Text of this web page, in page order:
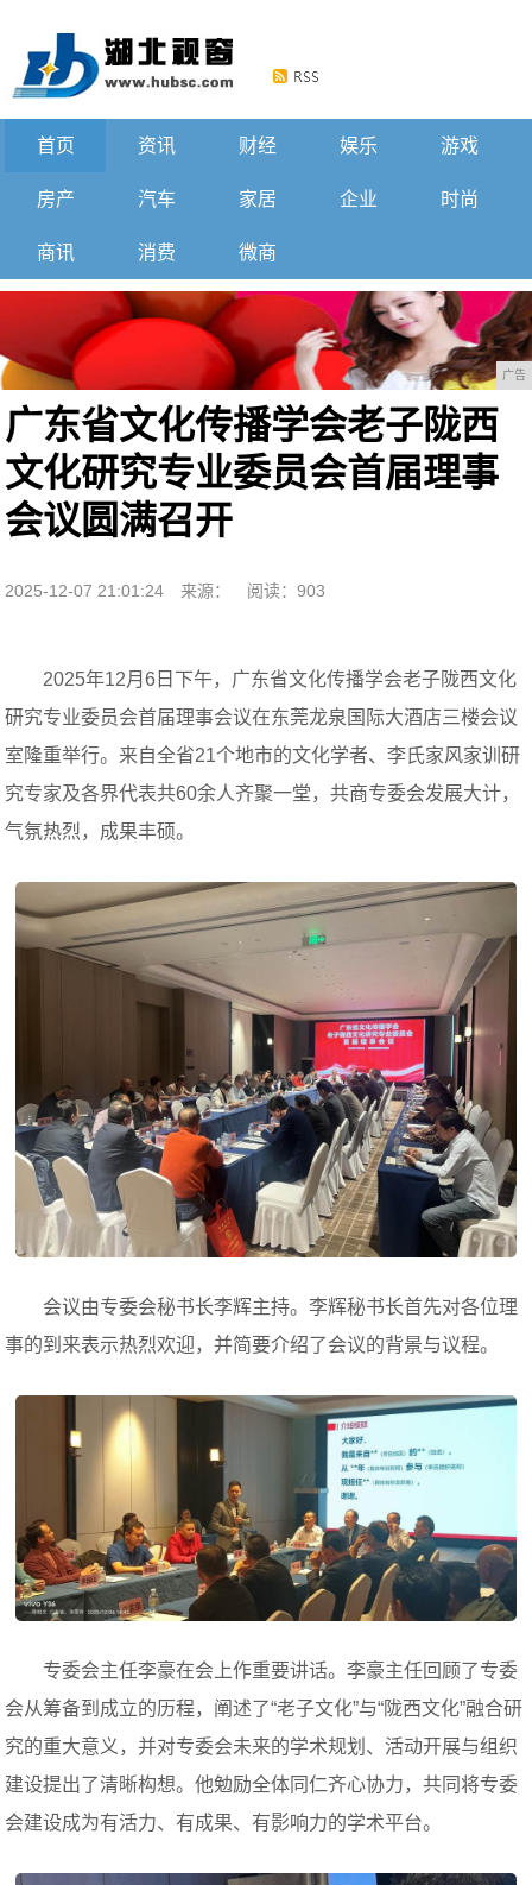
首页 资讯 财经 娱乐 游戏
房产 汽车 家居 企业 时尚
商讯 消费 微商
广告
广东省文化传播学会老子陇西
文化研究专业委员会首届理事
会议圆满召开
2025-12-07 21:01:24 来源： 阅读：903
2025年12月6日下午，广东省文化传播学会老子陇西文化
研究专业委员会首届理事会议在东莞龙泉国际大酒店三楼会议
室隆重举行。来自全省21个地市的文化学者、李氏家风家训研
究专家及各界代表共60余人齐聚一堂，共商专委会发展大计，
气氛热烈，成果丰硕。
会议由专委会秘书长李辉主持。李辉秘书长首先对各位理
事的到来表示热烈欢迎，并简要介绍了会议的背景与议程。
专委会主任李豪在会上作重要讲话。李豪主任回顾了专委
会从筹备到成立的历程，阐述了“老子文化”与“陇西文化”融合研
究的重大意义，并对专委会未来的学术规划、活动开展与组织
建设提出了清晰构想。他勉励全体同仁齐心协力，共同将专委
会建设成为有活力、有成果、有影响力的学术平台。